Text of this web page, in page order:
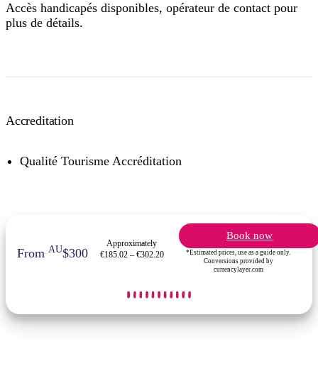
Accès handicapés disponibles, opérateur de contact pour
plus de détails.
Accreditation
Qualité Tourisme Accréditation
FromAU$300
Approximately
€185.02 – €302.20
Book now
*Estimated prices, use as a guide only.
Conversions provided by
currencylayer.com